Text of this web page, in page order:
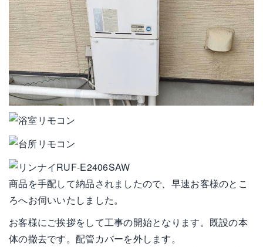
商品を手配して納品されましたので、早速お客様のとこ
ろへお伺いいたしました。
お客様にご挨拶をして工事の開始となります。既設の本
体の撤去です。配管カバーを外します。